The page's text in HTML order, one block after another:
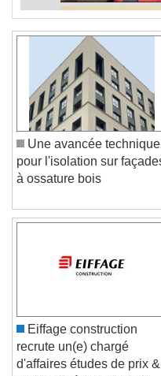
Une avancée technique
pour l'isolation sur façades
Eiffage construction
recrute un(e) chargé